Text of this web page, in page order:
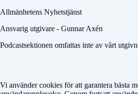
Allmänhetens Nyhetstjänst
Ansvarig utgivare - Gunnar Axén
Podcastsektionen omfattas inte av vårt
Vi använder cookies för att garantera bästa